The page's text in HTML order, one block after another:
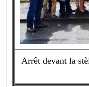
Arrêt devant la